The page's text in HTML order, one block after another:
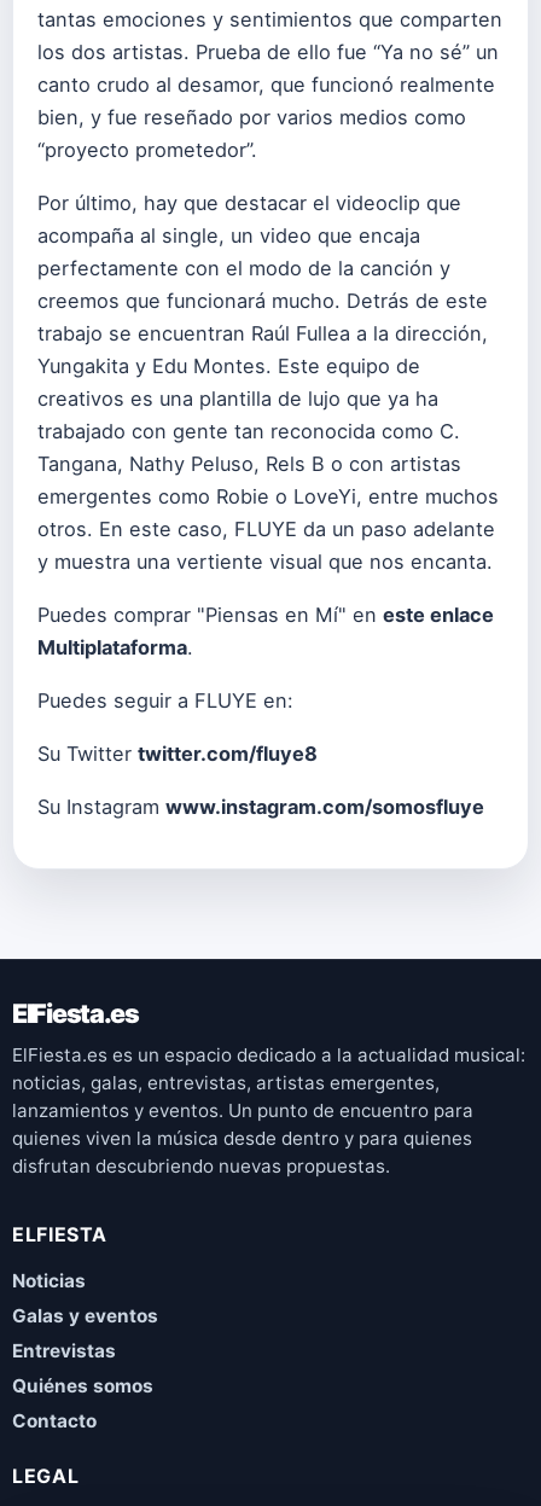
tantas emociones y sentimientos que comparten
los dos artistas. Prueba de ello fue “Ya no sé” un
canto crudo al desamor, que funcionó realmente
bien, y fue reseñado por varios medios como
“proyecto prometedor”.
Por último, hay que destacar el videoclip que
acompaña al single, un video que encaja
perfectamente con el modo de la canción y
creemos que funcionará mucho. Detrás de este
trabajo se encuentran Raúl Fullea a la dirección,
Yungakita y Edu Montes. Este equipo de
creativos es una plantilla de lujo que ya ha
trabajado con gente tan reconocida como C.
Tangana, Nathy Peluso, Rels B o con artistas
emergentes como Robie o LoveYi, entre muchos
otros. En este caso, FLUYE da un paso adelante
y muestra una vertiente visual que nos encanta.
Puedes comprar "Piensas en Mí" en este enlace
Multiplataforma.
Puedes seguir a FLUYE en:
Su Twitter twitter.com/fluye8
Su Instagram www.instagram.com/somosfluye
ElFiesta.es
ElFiesta.es es un espacio dedicado a la actualidad musical:
noticias, galas, entrevistas, artistas emergentes,
lanzamientos y eventos. Un punto de encuentro para
quienes viven la música desde dentro y para quienes
disfrutan descubriendo nuevas propuestas.
ELFIESTA
Noticias
Galas y eventos
Entrevistas
Quiénes somos
Contacto
LEGAL